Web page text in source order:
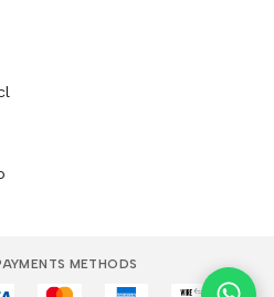
METHODS